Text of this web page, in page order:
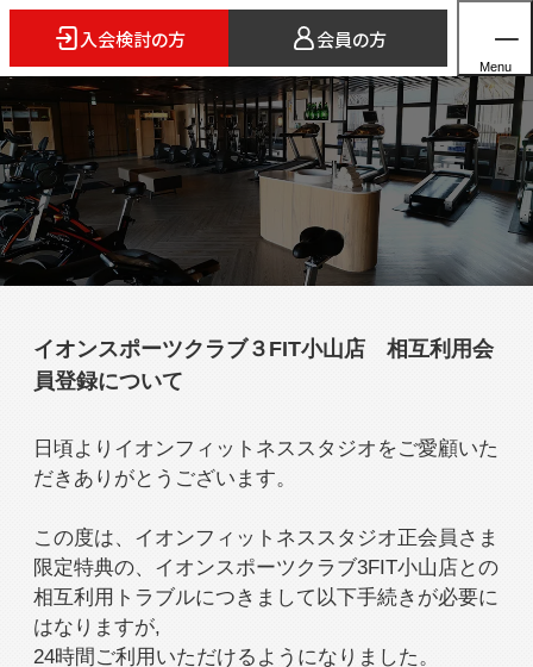
入会検討の方 会員の方
Menu
ホーム
店舗検索
3FITとは
よくあるご質問
法人会員のご案内
入会検討の方 会員の方
公式SNSアカウント
イオンスポーツクラブ３FIT小山店 相互利用会
員登録について
日頃よりイオンフィットネススタジオをご愛顧いた
だきありがとうございます。
この度は、イオンフィットネススタジオ正会員さま
限定特典の、イオンスポーツクラブ3FIT小山店との
相互利用トラブルにつきまして以下手続きが必要に
はなりますが,
24時間ご利用いただけるようになりました。